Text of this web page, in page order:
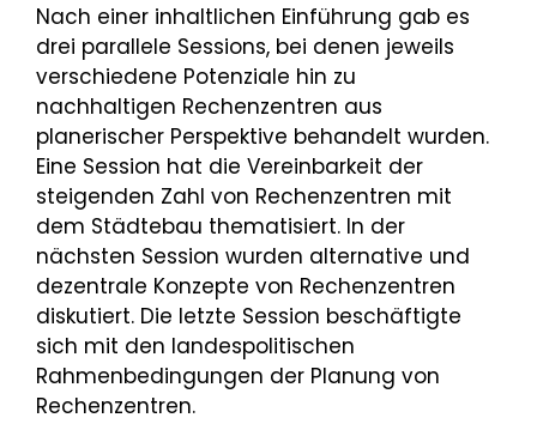
Nach einer inhaltlichen Einführung gab es
drei parallele Sessions, bei denen jeweils
verschiedene Potenziale hin zu
nachhaltigen Rechenzentren aus
planerischer Perspektive behandelt wurden.
Eine Session hat die Vereinbarkeit der
steigenden Zahl von Rechenzentren mit
dem Städtebau thematisiert. In der
nächsten Session wurden alternative und
dezentrale Konzepte von Rechenzentren
diskutiert. Die letzte Session beschäftigte
sich mit den landespolitischen
Rahmenbedingungen der Planung von
Rechenzentren.